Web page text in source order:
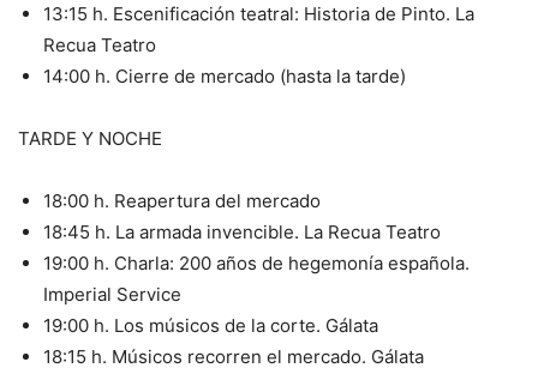
13:15 h. Escenificación teatral: Historia de Pinto. La
Recua Teatro
14:00 h. Cierre de mercado (hasta la tarde)
TARDE Y NOCHE
18:00 h. Reapertura del mercado
18:45 h. La armada invencible. La Recua Teatro
19:00 h. Charla: 200 años de hegemonía española.
Imperial Service
19:00 h. Los músicos de la corte. Gálata
18:15 h. Músicos recorren el mercado. Gálata